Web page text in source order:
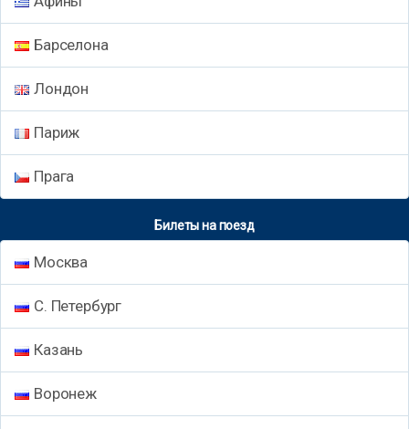
Барселона
Лондон
Париж
Прага
Билеты на поезд
Москва
С. Петербург
Казань
Воронеж